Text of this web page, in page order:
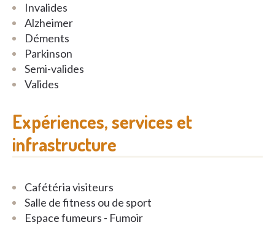
Invalides
Alzheimer
Déments
Parkinson
Semi-valides
Valides
Expériences, services et
infrastructure
Cafétéria visiteurs
Salle de fitness ou de sport
Espace fumeurs - Fumoir